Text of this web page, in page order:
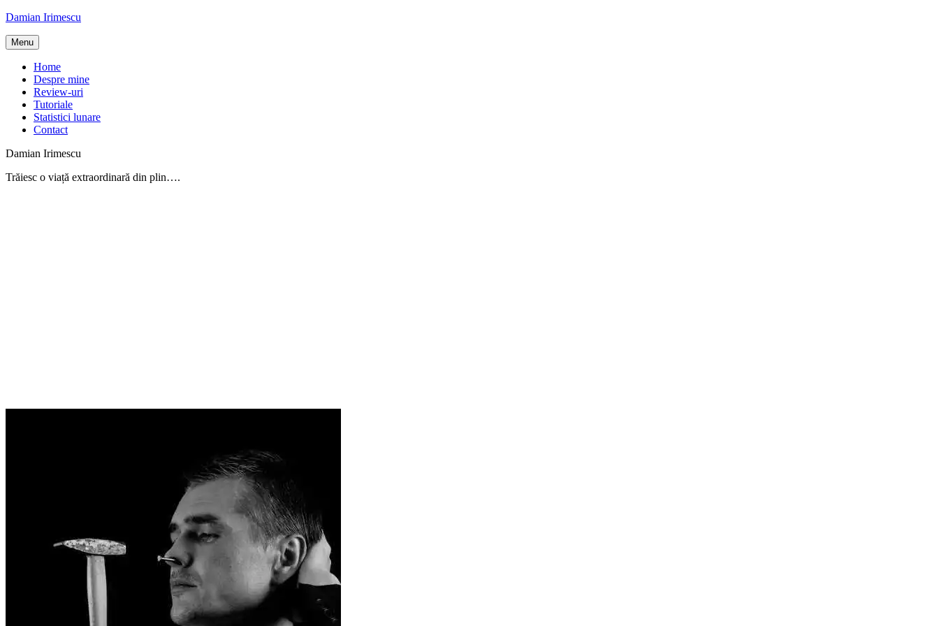
Skip
content
Damian Irimescu
Menu
Home
Despre mine
Review-uri
Tutoriale
Statistici lunare
Contact
Damian Irimescu
Trăiesc o viață extraordinară din plin….